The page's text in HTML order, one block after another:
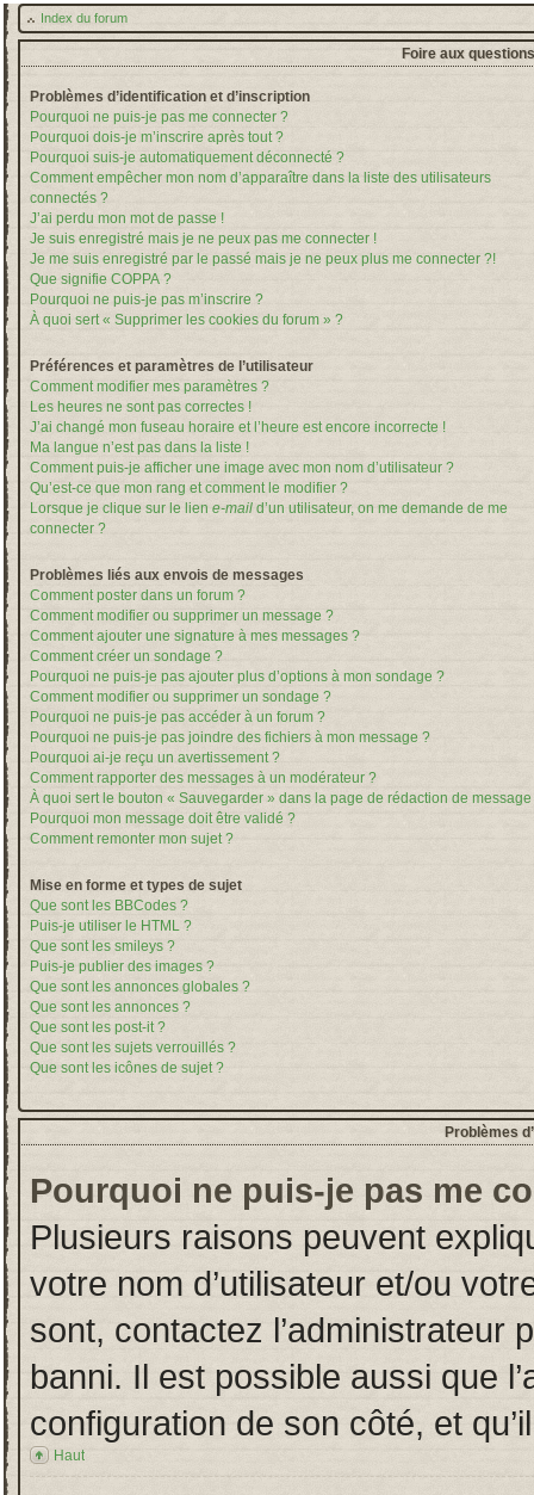
Index du forum
Foire aux
Problèmes d’identification et d’inscription
Pourquoi ne puis-je pas me connecter ?
Pourquoi dois-je m’inscrire après tout ?
Pourquoi suis-je automatiquement déconnecté ?
Comment empêcher mon nom d’apparaître dans la liste des utilisateurs
connectés ?
J’ai perdu mon mot de passe !
Je suis enregistré mais je ne peux pas me connecter !
Je me suis enregistré par le passé mais je ne peux plus me connecter ?!
Que signifie COPPA ?
Pourquoi ne puis-je pas m’inscrire ?
À quoi sert « Supprimer les cookies du forum » ?
Préférences et paramètres de l’utilisateur
Comment modifier mes paramètres ?
Les heures ne sont pas correctes !
J’ai changé mon fuseau horaire et l’heure est encore incorrecte !
Ma langue n’est pas dans la liste !
Comment puis-je afficher une image avec mon nom d’utilisateur ?
Qu’est-ce que mon rang et comment le modifier ?
Lorsque je clique sur le lien e-mail d’un utilisateur, on me demande de me
connecter ?
Problèmes liés aux envois de messages
Comment poster dans un forum ?
Comment modifier ou supprimer un message ?
Comment ajouter une signature à mes messages ?
Comment créer un sondage ?
Pourquoi ne puis-je pas ajouter plus d’options à mon sondage ?
Comment modifier ou supprimer un sondage ?
Pourquoi ne puis-je pas accéder à un forum ?
Pourquoi ne puis-je pas joindre des fichiers à mon message ?
Pourquoi ai-je reçu un avertissement ?
Comment rapporter des messages à un modérateur ?
À quoi sert le bouton « Sauvegarder » dans la page de rédaction de message
Pourquoi mon message doit être validé ?
Comment remonter mon sujet ?
Mise en forme et types de sujet
Que sont les BBCodes ?
Puis-je utiliser le HTML ?
Que sont les smileys ?
Puis-je publier des images ?
Que sont les annonces globales ?
Que sont les annonces ?
Que sont les post-it ?
Que sont les sujets verrouillés ?
Que sont les icônes de sujet ?
Problèmes
Pourquoi ne puis-je pas me
Plusieurs raisons peuvent
votre nom d’utilisateur et/ou
sont, contactez l’administrateur
banni. Il est possible aussi que
configuration de son côté, et
Haut